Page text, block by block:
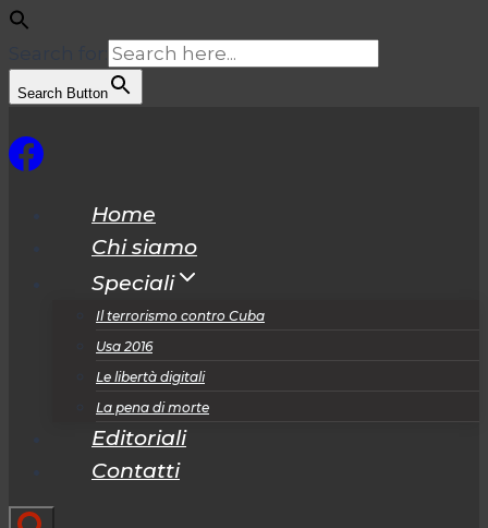
Search Button
al
Home
Chi siamo
Speciali
Il terrorismo contro Cuba
Usa 2016
Le libertà digitali
La pena di morte
Editoriali
Contatti